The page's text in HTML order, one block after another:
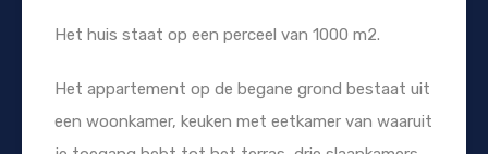
Het huis staat op een perceel van 1000 m2.
Het appartement op de begane grond bestaat uit
een woonkamer, keuken met eetkamer van waaruit